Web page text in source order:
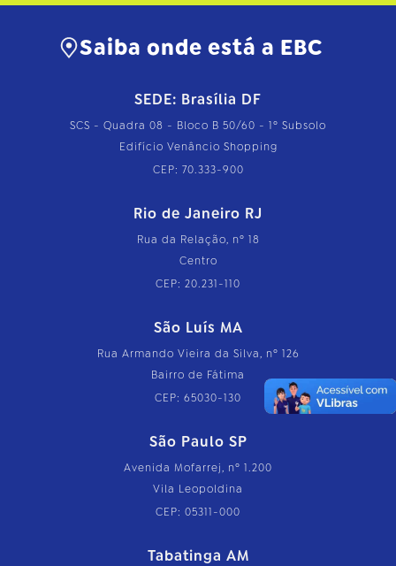
Saiba onde está a EBC
SEDE: Brasília DF
SCS - Quadra 08 - Bloco B 50/60 - 1º Subsolo
Edifício Venâncio Shopping
CEP: 70.333-900
Rio de Janeiro RJ
Rua da Relação, nº 18
Centro
CEP: 20.231-110
São Luís MA
Rua Armando Vieira da Silva, nº 126
Bairro de Fátima
CEP: 65030-130
São Paulo SP
Avenida Mofarrej, nº 1.200
Vila Leopoldina
CEP: 05311-000
Tabatinga AM